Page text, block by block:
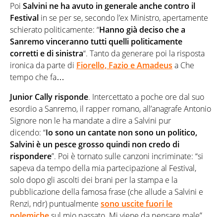
Poi Salvini ne ha avuto in generale anche contro il
Festival in se per se, secondo l’ex Ministro, apertamente
schierato politicamente: “Hanno già deciso che a
Sanremo vinceranno tutti quelli politicamente
corretti e di sinistra“. Tanto da generare poi la risposta
ironica da parte di Fiorello, Fazio e Amadeus a Che
tempo che fa…
Junior Cally risponde. Intercettato a poche ore dal suo
esordio a Sanremo, il rapper romano, all’anagrafe Antonio
Signore non le ha mandate a dire a Salvini pur
dicendo: “Io sono un cantate non sono un politico,
Salvini è un pesce grosso quindi non credo di
rispondere”. Poi è tornato sulle canzoni incriminate: “si
sapeva da tempo della mia partecipazione al Festival,
solo dopo gli ascolti dei brani per la stampa e la
pubblicazione della famosa frase (che allude a Salvini e
Renzi, ndr) puntualmente sono uscite fuori le